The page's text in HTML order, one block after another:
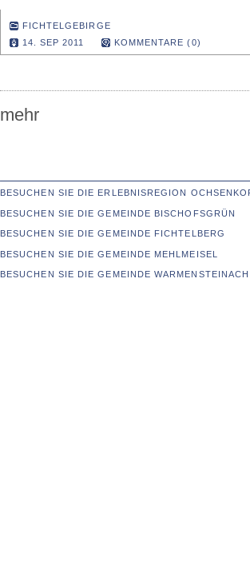
FICHTELGEBIRGE
14. SEP 2011
KOMMENTARE (0)
mehr
BESUCHEN SIE DIE ERLEBNISREGION
BESUCHEN SIE DIE GEMEINDE BISCHOFSGRÜN
BESUCHEN SIE DIE GEMEINDE FICHTELBERG
BESUCHEN SIE DIE GEMEINDE MEHLMEISEL
BESUCHEN SIE DIE GEMEINDE WARMENSTEINACH